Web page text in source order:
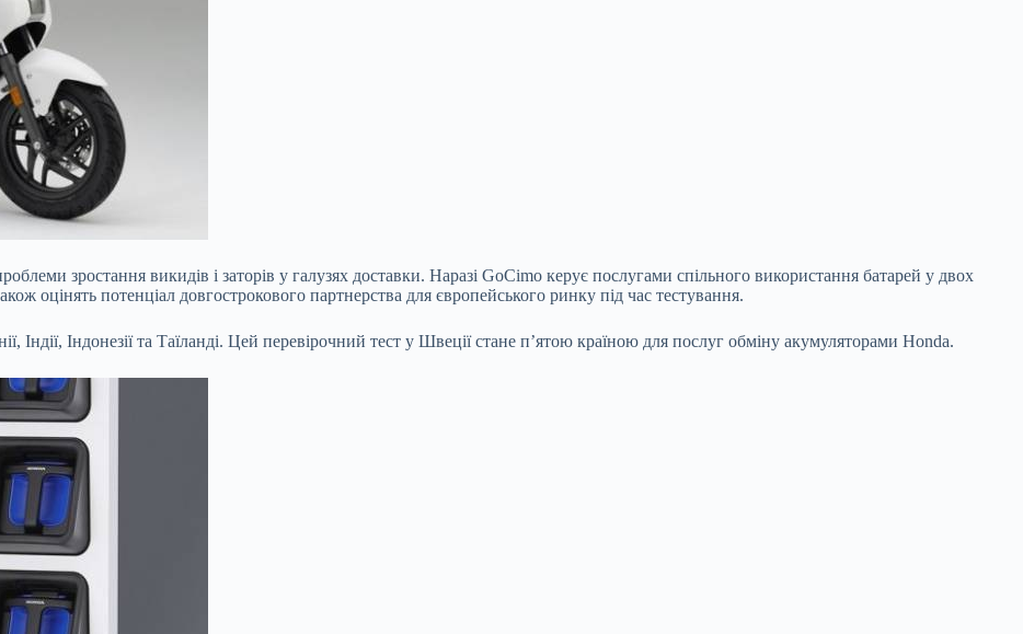
зростання викидів і заторів у галузях доставки. Наразі GoCimo керує послугами спільного використання батарей у двох
оцінять потенціал довгострокового партнерства для європейського ринку під час тестування.
Індії, Індонезії та Таїланді. Цей перевірочний тест у Швеції стане п’ятою країною для послуг обміну акумуляторами Honda.